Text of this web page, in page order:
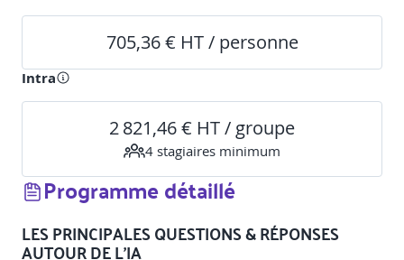
705,36 € HT / personne
Intra
2 821,46 € HT / groupe
4 stagiaires minimum
Programme détaillé
LES PRINCIPALES QUESTIONS & RÉPONSES
AUTOUR DE L’IA